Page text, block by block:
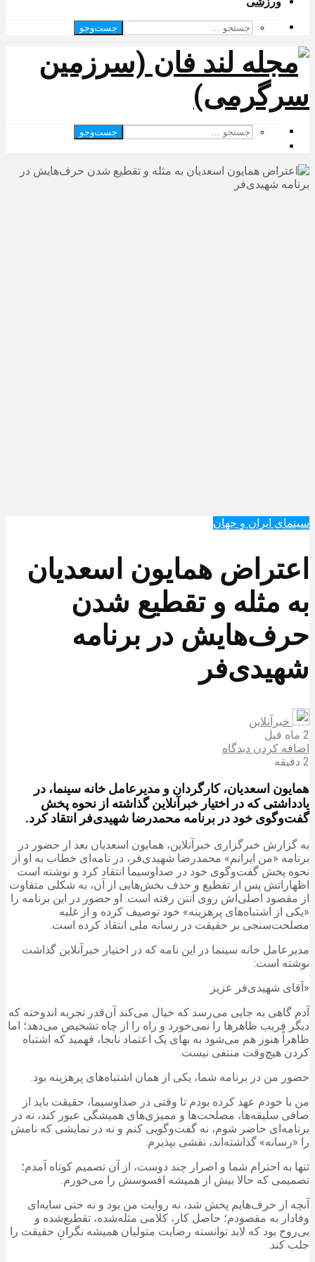
جست‌وجو
جست‌وجو
سینمای ایران و جهان
اعتراض همایون اسعدیان
به مثله و تقطیع شدن
حرف‌هایش در برنامه
شهیدی‌فر
خبرآنلاین
2 ماه قبل
اضافه کردن دیدگاه
2 دقیقه
همایون اسعدیان، کارگردان و مدیرعامل خانه سینما، در
یادداشتی که در اختیار خبرآنلاین گذاشته از نحوه پخش
گفت‌وگوی خود در برنامه محمدرضا شهیدی‌فر انتقاد کرد.
به گزارش خبرگزاری خبرآنلاین، همایون اسعدیان بعد از حضور در
برنامه «من ایرانم» محمدرضا شهیدی‌فر، در نامه‌ای خطاب به او از
نحوه پخش گفت‌وگوی خود در صداوسیما انتقاد کرد و نوشته است
اظهاراتش پس از تقطیع و حذف بخش‌هایی از آن، به شکلی متفاوت
از مقصود اصلی‌اش روی آنتن رفته است. او حضور در این برنامه را
«یکی از اشتباه‌های پرهزینه» خود توصیف کرده و از غلبه
مصلحت‌سنجی بر حقیقت در رسانه ملی انتقاد کرده است.
مدیرعامل خانه سینما در این نامه که در اختیار خبرآنلاین گذاشت
نوشته است:
«آقای شهیدی‌فر عزیز
آدم گاهی به جایی می‌رسد که خیال می‌کند آن‌قدر تجربه اندوخته که
دیگر فریب ظاهرها را نمی‌خورد و راه را از چاه تشخیص می‌دهد؛ اما
ظاهراً هنوز هم می‌شود به بهای یک اعتماد نابجا، فهمید که اشتباه
کردن هیچ‌وقت منتفی نیست.
حضور من در برنامه شما، یکی از همان اشتباه‌های پرهزینه بود.
من با خودم عهد کرده بودم تا وقتی در صداوسیما، حقیقت باید از
صافی سلیقه‌ها، مصلحت‌ها و ممیزی‌های همیشگی عبور کند، نه در
برنامه‌ای حاضر شوم، نه گفت‌وگویی کنم و نه در نمایشی که نامش
را «رسانه» گذاشته‌اند، نقشی بپذیرم.
تنها به احترام شما و اصرار چند دوست، از آن تصمیم کوتاه آمدم؛
تصمیمی که حالا بیش از همیشه افسوسش را می‌خورم.
آنچه از حرف‌هایم پخش شد، نه روایت من بود و نه حتی سایه‌ای
وفادار به مقصودم؛ حاصل کار، کلامی مثله‌شده، تقطیع‌شده و
بی‌روح بود که لابد توانسته رضایت متولیان همیشه نگرانِ حقیقت را
جلب کند.